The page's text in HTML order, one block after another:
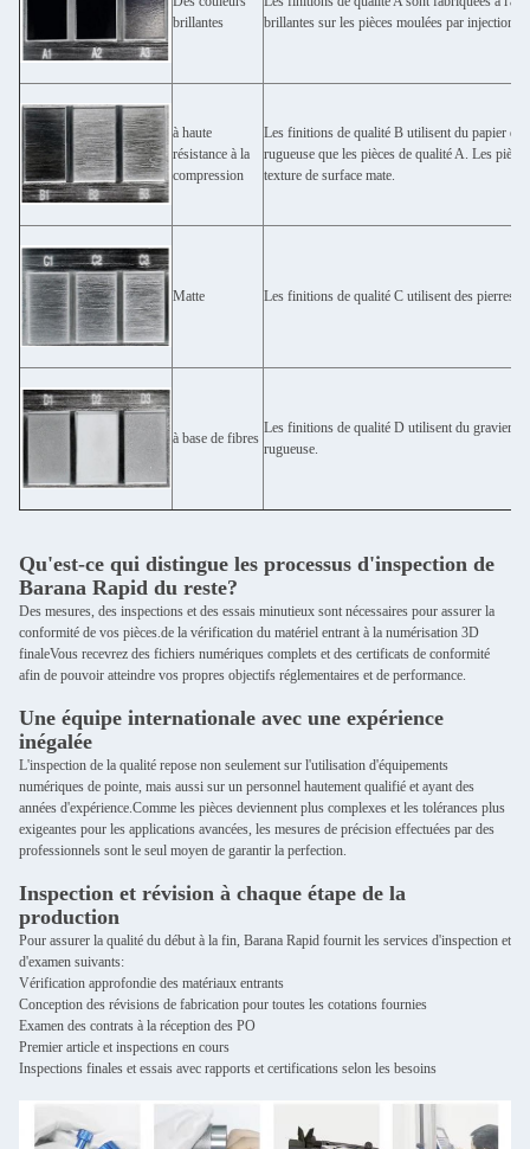
brillantes
brillantes sur les pièces moulées par injection.
à haute
résistance à la
compression
Les finitions de qualité B utilisent du papier de
rugueuse que les pièces de qualité A. Les
texture de surface mate.
Matte Les finitions de qualité C utilisent des pierres
à base de fibres
Les finitions de qualité D utilisent du gravier et
rugueuse.
Qu'est-ce qui distingue les processus d'inspection de
Barana Rapid du reste?
Des mesures, des inspections et des essais minutieux sont nécessaires pour assurer la
conformité de vos pièces.de la vérification du matériel entrant à la numérisation 3D
finaleVous recevrez des fichiers numériques complets et des certificats de conformité
afin de pouvoir atteindre vos propres objectifs réglementaires et de performance.
Une équipe internationale avec une expérience
inégalée
L'inspection de la qualité repose non seulement sur l'utilisation d'équipements
numériques de pointe, mais aussi sur un personnel hautement qualifié et ayant des
années d'expérience.Comme les pièces deviennent plus complexes et les tolérances plus
exigeantes pour les applications avancées, les mesures de précision effectuées par des
professionnels sont le seul moyen de garantir la perfection.
Inspection et révision à chaque étape de la
production
Pour assurer la qualité du début à la fin, Barana Rapid fournit les services d'inspection et
d'examen suivants:
Vérification approfondie des matériaux entrants
Conception des révisions de fabrication pour toutes les cotations fournies
Examen des contrats à la réception des PO
Premier article et inspections en cours
Inspections finales et essais avec rapports et certifications selon les besoins